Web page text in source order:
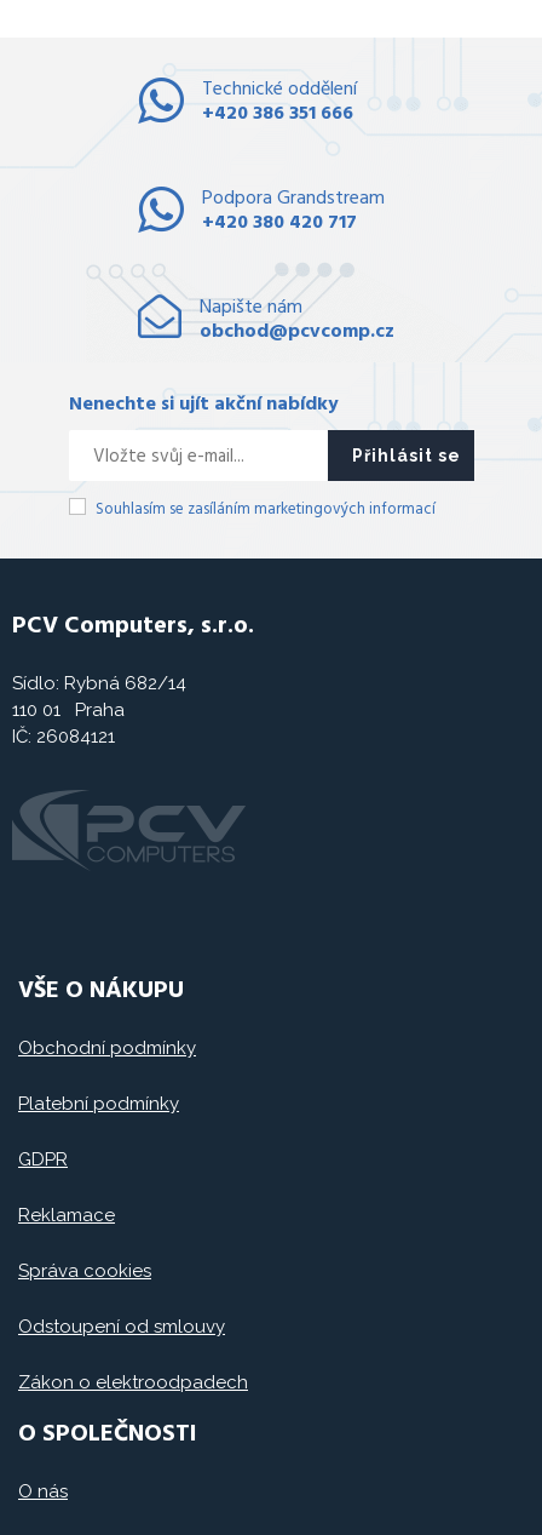
Technické oddělení
+420 386 351 666
Podpora Grandstream
+420 380 420 717
Napište nám
obchod@pcvcomp.cz
Nenechte si ujít akční nabídky
Přihlásit se
Souhlasím se zasíláním marketingových informací
PCV Computers, s.r.o.
Sídlo: Rybná 682/14
110 01 Praha
IČ: 26084121
VŠE O NÁKUPU
Obchodní podmínky
Platební podmínky
GDPR
Reklamace
Správa cookies
Odstoupení od smlouvy
Zákon o elektroodpadech
O SPOLEČNOSTI
O nás